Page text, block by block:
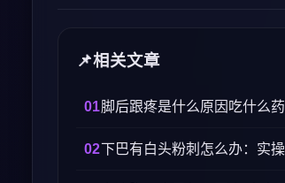
相关文章
脚后跟疼是什么原因吃什么
下巴有白头粉刺怎么办：实